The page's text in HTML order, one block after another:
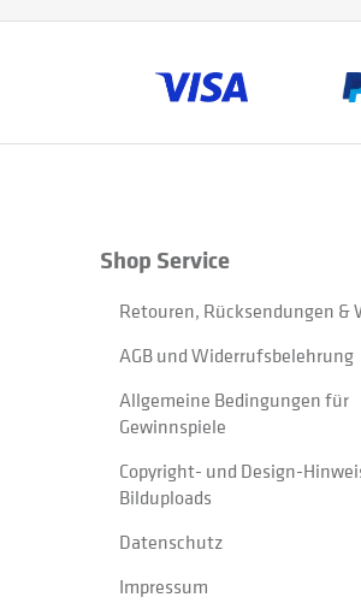
Shop Service
Retouren, Rücksendungen &
AGB und Widerrufsbelehrung
Allgemeine Bedingungen für
Gewinnspiele
Copyright- und Design-
Bilduploads
Datenschutz
Impressum